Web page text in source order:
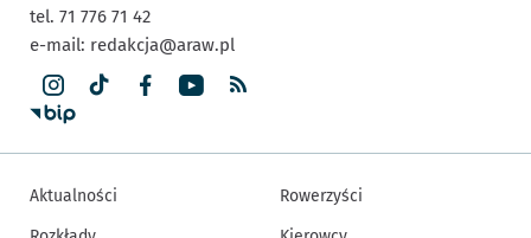
tel. 71 776 71 42
e-mail: redakcja@araw.pl
Aktualności
Rowerzyści